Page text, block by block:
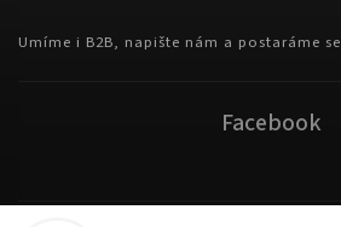
Umíme i B2B, napište nám a postaráme
Facebook